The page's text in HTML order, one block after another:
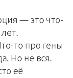
— это что-
то про гены
Но не вся.
её